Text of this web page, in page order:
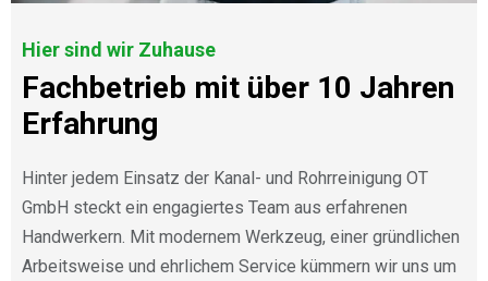
Hier sind wir Zuhause
Fachbetrieb mit über 10 Jahren
Erfahrung
Hinter jedem Einsatz der Kanal- und Rohrreinigung OT
GmbH steckt ein engagiertes Team aus erfahrenen
Handwerkern. Mit modernem Werkzeug, einer gründlichen
Arbeitsweise und ehrlichem Service kümmern wir uns um